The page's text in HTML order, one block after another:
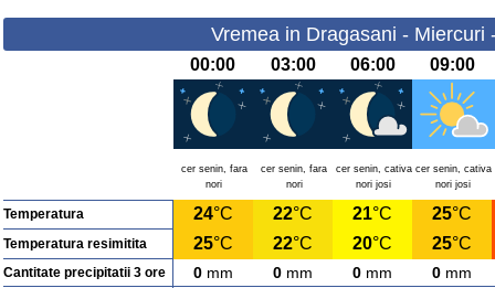
Vremea in Dragasani - Miercuri
00:00 03:00 06:00 09:00
cer senin, fara
nori
cer senin, fara
nori
cer senin, cativa
nori josi
cer senin, cativa
nori josi
Temperatura 24°C 22°C 21°C 25°C
Temperatura resimitita 25°C 22°C 20°C 25°C
Cantitate precipitatii 3 ore 0 mm 0 mm 0 mm 0 mm